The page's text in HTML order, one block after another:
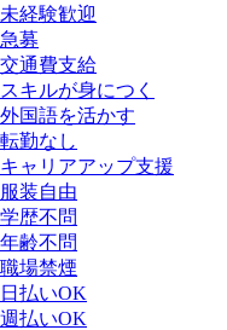
未経験歓迎
急募
交通費支給
スキルが身につく
外国語を活かす
転勤なし
キャリアアップ支援
服装自由
学歴不問
年齢不問
職場禁煙
日払いOK
週払いOK